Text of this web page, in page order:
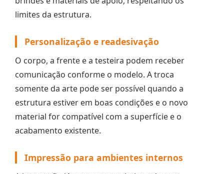
limites da estrutura.
Personalização e readesivação
O corpo, a frente e a testeira podem receber
comunicação conforme o modelo. A troca
somente da arte pode ser possível quando a
estrutura estiver em boas condições e o novo
material for compatível com a superfície e o
acabamento existente.
Impressão para ambientes internos